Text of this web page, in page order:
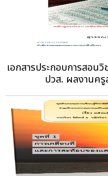
เอกสารประกอบการสอน
ปวส. ผลงานค